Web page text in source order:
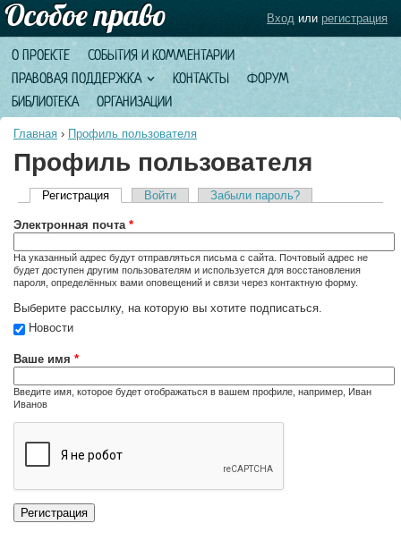
О ПРОЕКТЕ
СОБЫТИЯ И КОММЕНТАРИИ
ПРАВОВАЯ ПОДДЕРЖКА
КОНТАКТЫ
ФОРУМ
БИБЛИОТЕКА
ОРГАНИЗАЦИИ
Вход или регистрация
Главная › Профиль пользователя
Профиль пользователя
Главные вкладки
Регистрация (активная вкладка)
Войти Забыли пароль?
Электронная почта *
На указанный адрес будут отправляться письма с сайта. Почтовый адрес не
будет доступен другим пользователям и используется для восстановления
пароля, определённых вами оповещений и связи через контактную форму.
Выберите рассылку, на которую вы хотите подписаться.
Новости
Ваше имя *
Введите имя, которое будет отображаться в вашем профиле, например, Иван
Иванов